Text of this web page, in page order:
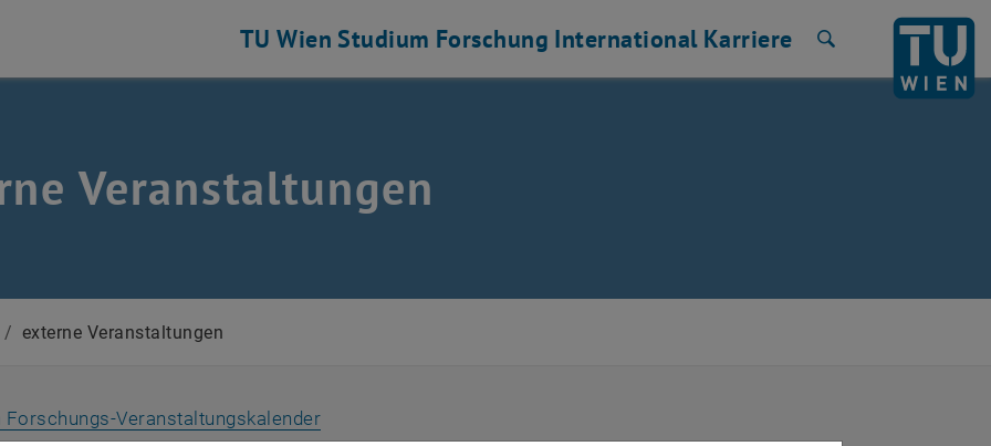
TU Wien Studium Forschung International Karriere
Veranstaltungen
/ externe Veranstaltungen
Forschungs-Veranstaltungskalender